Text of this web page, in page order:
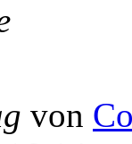
von